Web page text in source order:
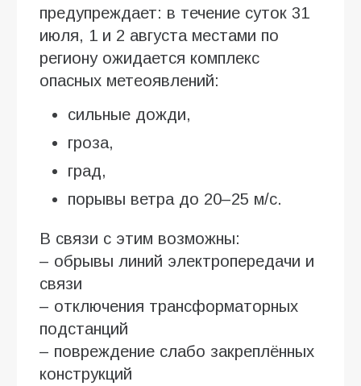
предупреждает: в течение суток 31
июля, 1 и 2 августа местами по
региону ожидается комплекс
опасных метеоявлений:
сильные дожди,
гроза,
град,
порывы ветра до 20–25 м/с.
В связи с этим возможны:
– обрывы линий электропередачи и
связи
– отключения трансформаторных
подстанций
– повреждение слабо закреплённых
конструкций